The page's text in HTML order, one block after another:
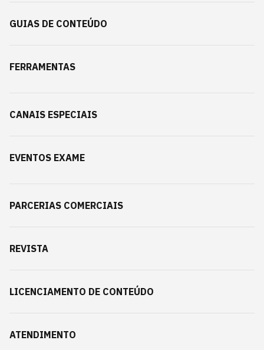
GUIAS DE CONTEÚDO
FERRAMENTAS
CANAIS ESPECIAIS
EVENTOS EXAME
PARCERIAS COMERCIAIS
REVISTA
LICENCIAMENTO DE CONTEÚDO
ATENDIMENTO